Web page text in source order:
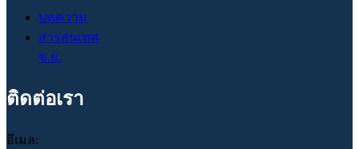
บทความ
สารสนเทศ
ซ.ย.
ติดต่อเรา
อีเมล: